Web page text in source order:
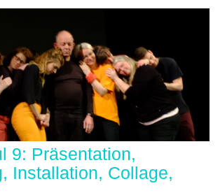
9: Präsentation,
Installation, Collage,